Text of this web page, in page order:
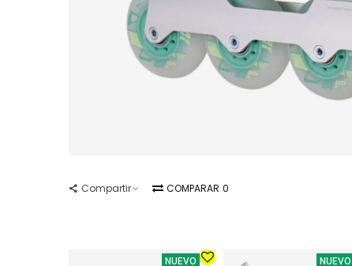
Compartir COMPARAR 0
NUEVO NUEVO